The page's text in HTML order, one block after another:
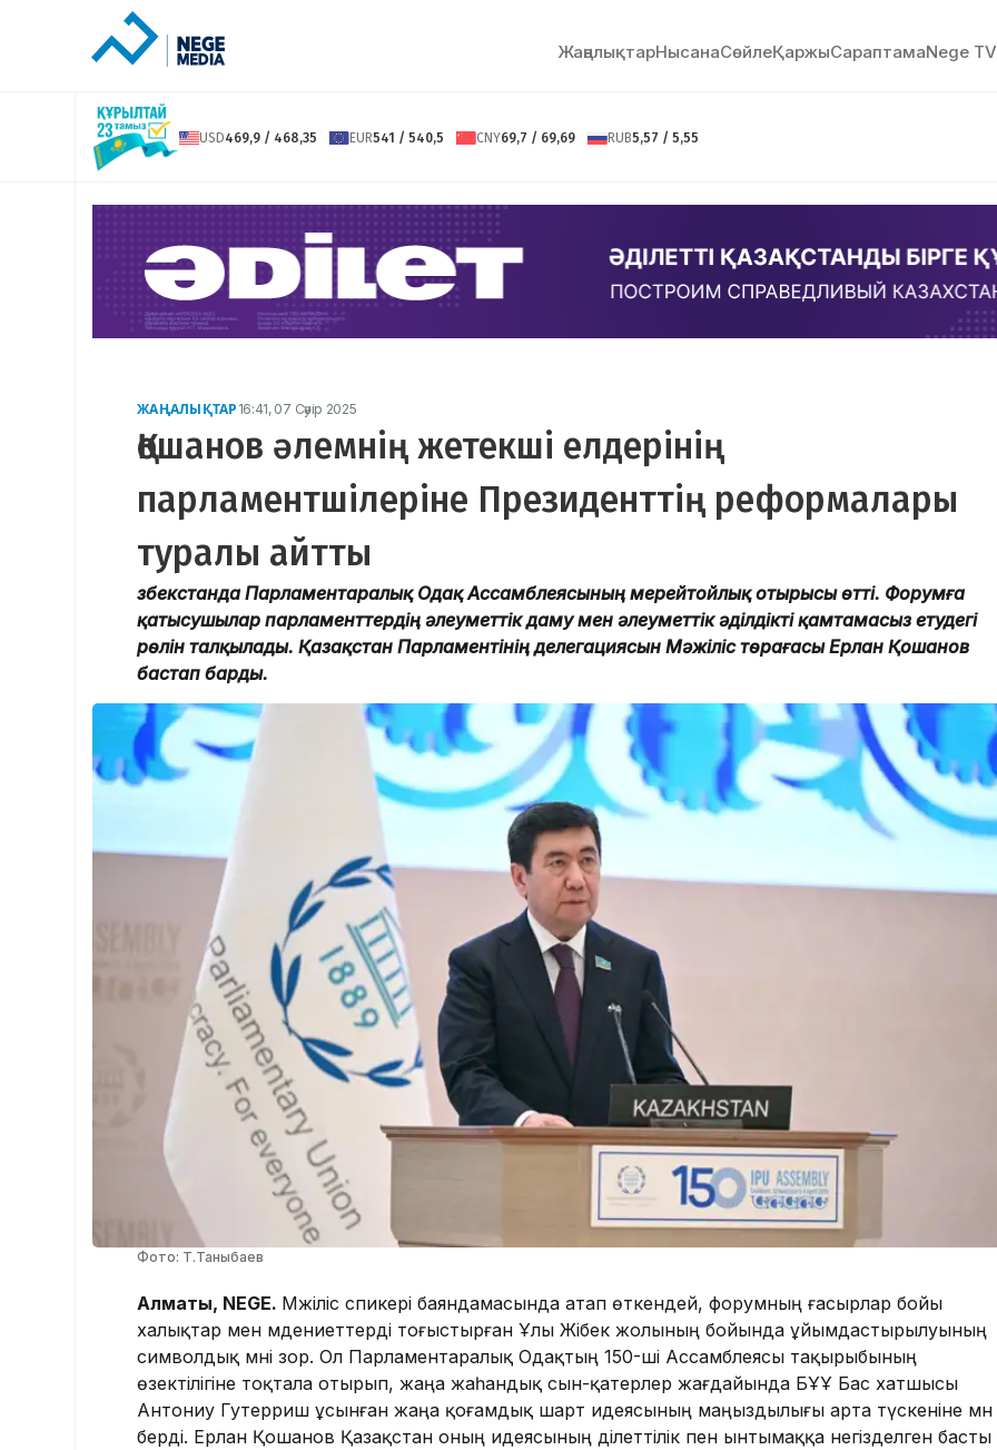
ЖаңалықтарНысанаСөйлeҚаржыСараптамаNege TV
USD469,9 / 468,35 EUR541 / 540,5 CNY69,7 / 69,69 RUB5,57 / 5,55
ЖАҢАЛЫҚТАР 16:41, 07 Сәуір 2025
Қошанов әлемнің жетекші елдерінің
парламентшілеріне Президенттің реформалары
туралы айтты
Өзбекстанда Парламентаралық Одақ Ассамблеясының мерейтойлық отырысы өтті. Форумға
қатысушылар парламенттердің әлеуметтік даму мен әлеуметтік әділдікті қамтамасыз етудегі
рөлін талқылады. Қазақстан Парламентінің делегациясын Мәжіліс төрағасы Ерлан Қошанов
бастап барды.
Фото: Т.Таныбаев
Алматы, NEGE. Мәжіліс спикері баяндамасында атап өткендей, форумның ғасырлар бойы
халықтар мен мәдениеттерді тоғыстырған Ұлы Жібек жолының бойында ұйымдастырылуының
символдық мәні зор. Ол Парламентаралық Одақтың 150-ші Ассамблеясы тақырыбының
өзектілігіне тоқтала отырып, жаңа жаһандық сын-қатерлер жағдайында БҰҰ Бас хатшысы
Антониу Гутерриш ұсынған жаңа қоғамдық шарт идеясының маңыздылығы арта түскеніне мән
берді. Ерлан Қошанов Қазақстан оның идеясының әділеттілік пен ынтымаққа негізделген басты